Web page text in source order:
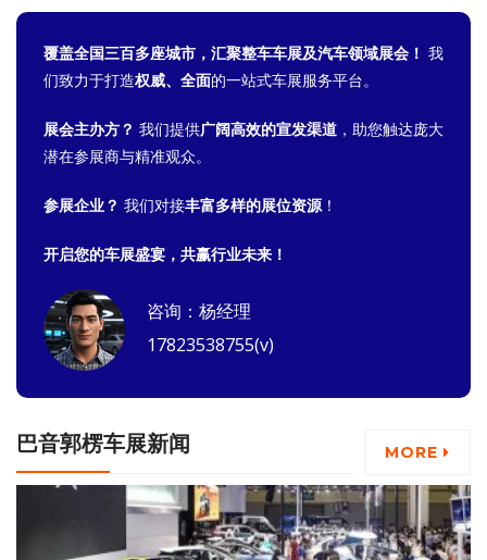
覆盖全国三百多座城市，汇聚整车车展及汽车领域展会！ 我
们致力于打造权威、全面的一站式车展服务平台。
展会主办方？ 我们提供广阔高效的宣发渠道 ，助您触达庞大
潜在参展商与精准观众。
参展企业？ 我们对接丰富多样的展位资源！
开启您的车展盛宴，共赢行业未来！
咨询：杨经理
17823538755(v)
巴音郭楞车展新闻 MORE